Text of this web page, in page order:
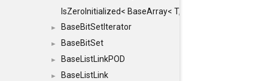
IsZeroInitialized< BaseArray< T, MINCHUNKSIZE,
► BaseBitSetIterator
► BaseBitSet
► BaseListLinkPOD
► BaseListLink